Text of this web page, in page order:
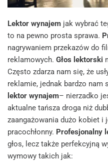
Lektor wynajem jak wybrać
to na pewno prosta sprawa.
nagrywaniem przekazów do
reklamowych. Głos lektorski
Często zdarza nam się, że
reklamie, jednak bardzo nam
lektor wynajem– nierzadko
aktualne tańsza droga niż
zaangażowania dużo kobiet i
pracochłonny. Profesjonalny
głos, lecz także perfekcyjną
wymowy takich jak: